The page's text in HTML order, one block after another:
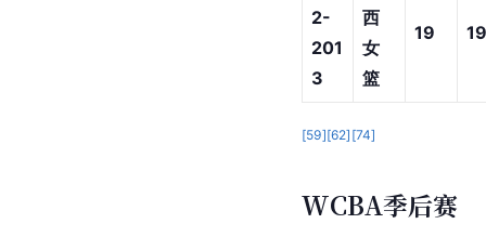
2-
201
3
西
女
篮
19 19
[59][62] [74]
WCBA季后赛